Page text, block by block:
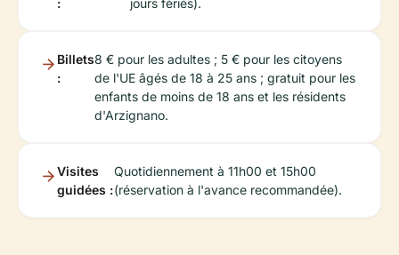
Billets
:
8 € pour les adultes ; 5 € pour les citoyens
de l'UE âgés de 18 à 25 ans ; gratuit pour les
enfants de moins de 18 ans et les résidents
d'Arzignano.
Visites
guidées :
Quotidiennement à 11h00 et 15h00
(réservation à l'avance recommandée).